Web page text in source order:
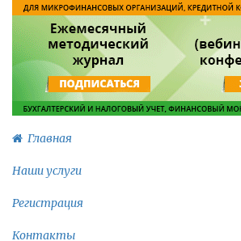
Главная
Наши услуги
Регистрация
Контакты